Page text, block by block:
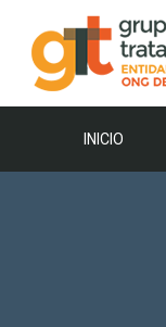
contenido
INICIO